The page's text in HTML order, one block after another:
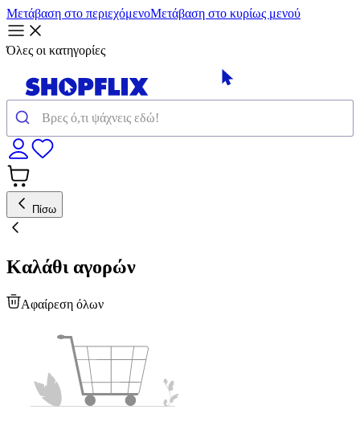
Μετάβαση στο περιεχόμενοΜετάβαση στο κυρίως μενού
Όλες οι κατηγορίες
Πίσω
Καλάθι αγορών
Αφαίρεση όλων